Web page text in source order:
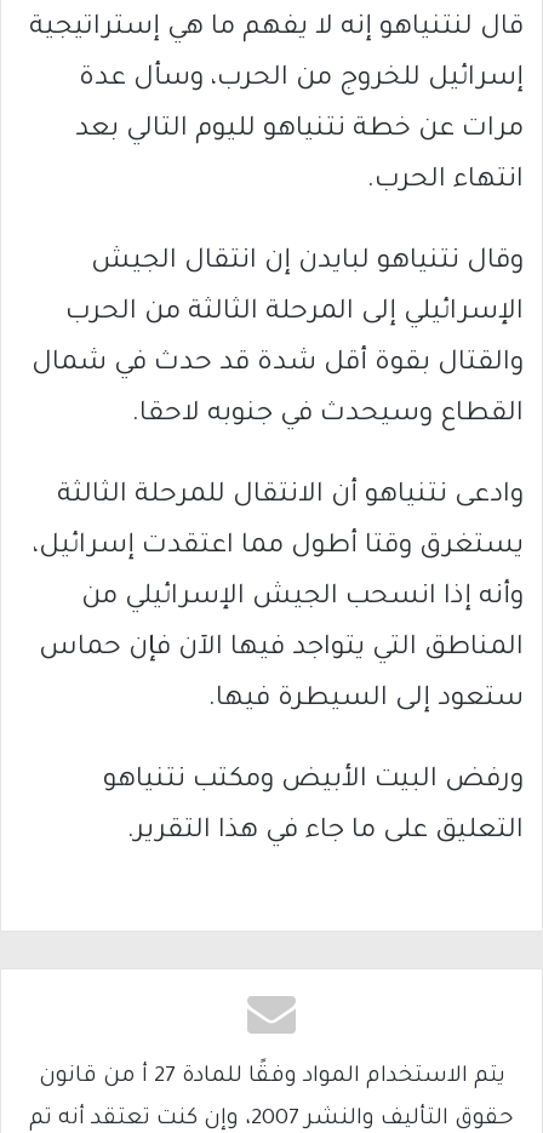
قال لنتنياهو إنه لا يفهم ما هي إستراتيجية
إسرائيل للخروج من الحرب، وسأل عدة
مرات عن خطة نتنياهو لليوم التالي بعد
انتهاء الحرب.
وقال نتنياهو لبايدن إن انتقال الجيش
الإسرائيلي إلى المرحلة الثالثة من الحرب
والقتال بقوة أقل شدة قد حدث في شمال
القطاع وسيحدث في جنوبه لاحقا.
وادعى نتنياهو أن الانتقال للمرحلة الثالثة
يستغرق وقتا أطول مما اعتقدت إسرائيل،
وأنه إذا انسحب الجيش الإسرائيلي من
المناطق التي يتواجد فيها الآن فإن حماس
ستعود إلى السيطرة فيها.
ورفض البيت الأبيض ومكتب نتنياهو
التعليق على ما جاء في هذا التقرير.
يتم الاستخدام المواد وفقًا للمادة 27 أ من قانون
حقوق التأليف والنشر 2007، وإن كنت تعتقد أنه تم